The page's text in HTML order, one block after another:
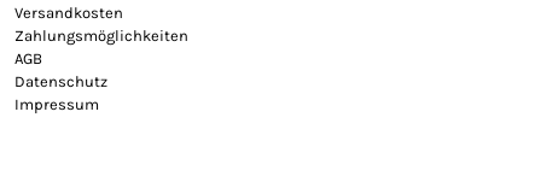
Versandkosten
Zahlungsmöglichkeiten
AGB
Datenschutz
Impressum